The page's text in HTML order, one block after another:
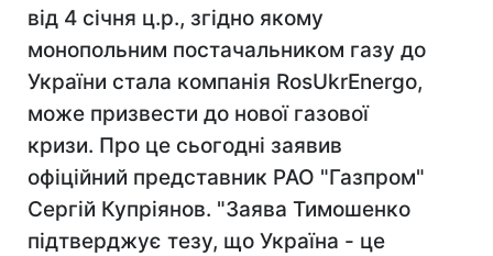
від 4 січня ц.р., згідно якому
монопольним постачальником газу до
України стала компанія RosUkrEnergo,
може призвести до нової газової
кризи. Про це сьогодні заявив
офіційний представник РАО "Газпром"
Сергій Купріянов. "Заява Тимошенко
підтверджує тезу, що Україна - це